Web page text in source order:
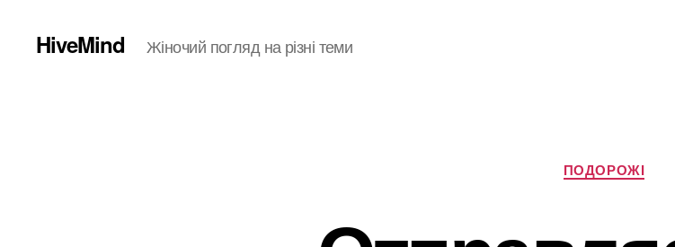
HiveMind Жіночий погляд на різні теми
Категорії
ПОДОРОЖІ